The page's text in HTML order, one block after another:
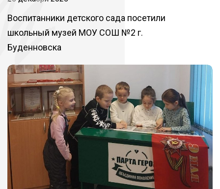
Воспитанники детского сада посетили
школьный музей МОУ СОШ №2 г.
Буденновска